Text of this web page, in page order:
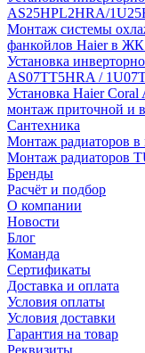
AS25HPL2HRA/
Монтаж системы
фанкойлов Haier в
Установка
AS07TT5HRA /
Установка Haier
монтаж приточной и
Сантехника
Монтаж радиаторов
Монтаж радиаторов
Бренды
Расчёт и подбор
О компании
Новости
Блог
Команда
Сертификаты
Доставка и оплата
Условия оплаты
Условия доставки
Гарантия на товар
Реквизиты